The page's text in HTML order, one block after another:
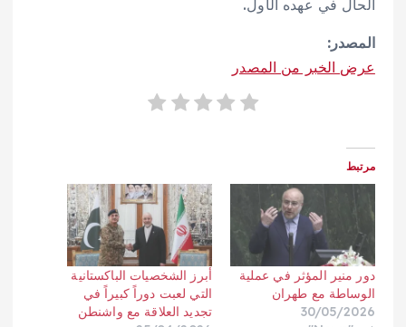
الحال في عهده الأول.
المصدر:
عرض الخبر من المصدر
مرتبط
دور منير المؤثر في عملية
الوساطة مع طهران
30/05/2026
أبرز الشخصيات الباكستانية
التي لعبت دوراً كبيراً في
تجديد العلاقة مع واشنطن